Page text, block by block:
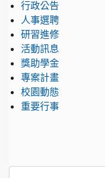
行政公告
人事選聘
研習進修
活動訊息
獎助學金
專案計畫
校園動態
重要行事